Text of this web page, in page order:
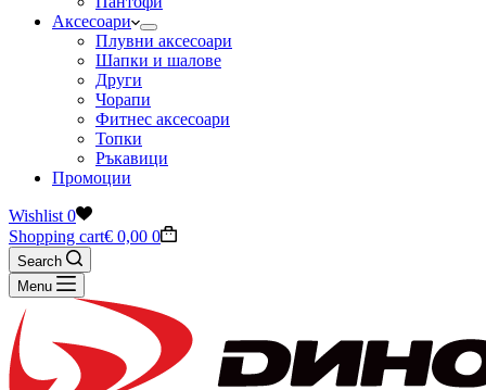
Аксесоари
Плувни аксесоари
Шапки и шалове
Други
Чорапи
Фитнес аксесоари
Топки
Ръкавици
Промоции
Wishlist 0
Shopping cart€ 0,00 0
Search
Menu